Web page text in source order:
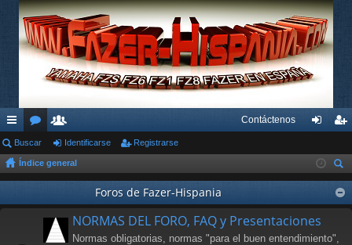
nl
ac
or
os
su
ari
Contáctenos
nti
se
ist
ra
Buscar Identificarse Registrarse
Índice general
us
car
Foros de Fazer-Hispania
NORMAS DEL FORO, FAQ y Presentaciones
Normas obligatorias, normas "para el buen entendimiento",